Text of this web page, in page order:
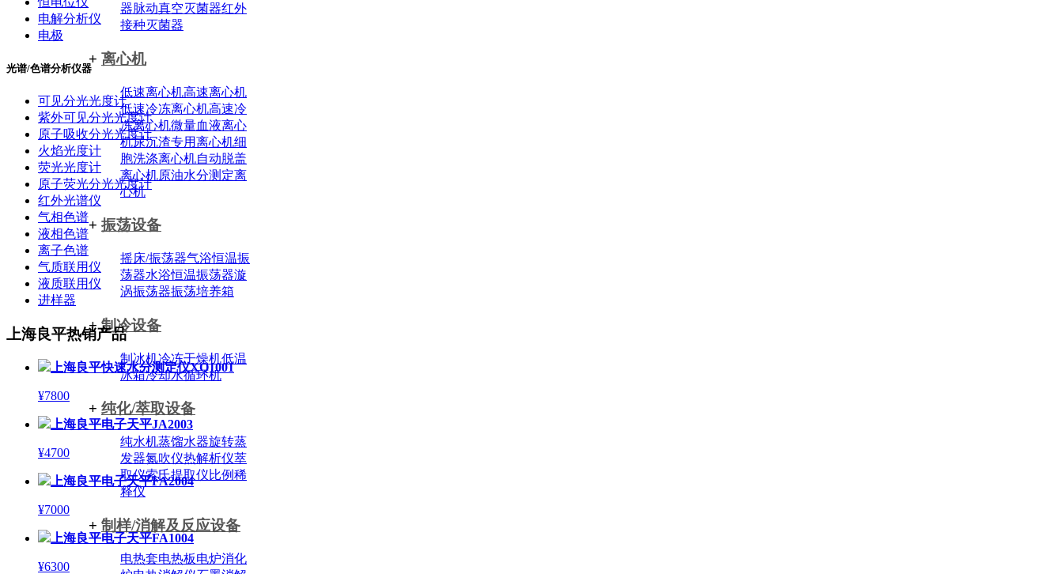
器脉动真空灭菌器红外
接种灭菌器
+ 离心机
低速离心机高速离心机
低速冷冻离心机高速冷
冻离心机微量血液离心
机尿沉渣专用离心机细
胞洗涤离心机自动脱盖
离心机原油水分测定离
心机
+ 振荡设备
摇床/振荡器气浴恒温振
荡器水浴恒温振荡器漩
涡振荡器振荡培养箱
+制冷设备
制冰机冷冻干燥机低温
冰箱冷却水循环机
+ 纯化/萃取设备
纯水机蒸馏水器旋转蒸
发器氮吹仪热解析仪萃
取仪索氏提取仪比例稀
释仪
+ 制样/消解及反应设备
电热套电热板电炉消化
电解分析仪
电极
光谱/色谱分析仪器
可见分光光度计
紫外可见分光光度计
原子吸收分光光度计
火焰光度计
荧光光度计
原子荧光分光光度计
红外光谱仪
气相色谱
液相色谱
离子色谱
气质联用仪
液质联用仪
进样器
上海良平热销产品
上海良平快速水分测定仪XQ1001
¥7800
上海良平电子天平JA2003
¥4700
上海良平电子天平FA2004
¥7000
上海良平电子天平FA1004
¥6300